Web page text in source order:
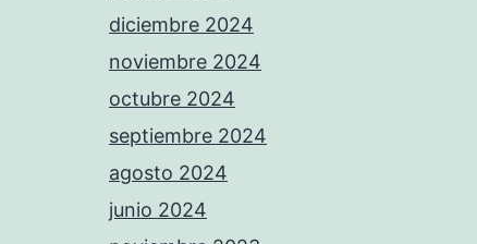
diciembre 2024
noviembre 2024
octubre 2024
septiembre 2024
agosto 2024
junio 2024